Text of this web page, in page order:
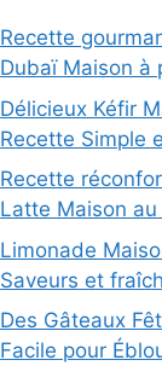
Recette
Dubaï Maison à
Délicieux Kéfir
Recette Simple
Recette
Latte Maison au
Limonade
Saveurs et
Des Gâteaux
Facile pour